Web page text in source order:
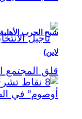
شبح الحرب
لاين)